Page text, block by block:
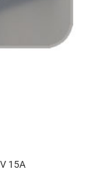
15A